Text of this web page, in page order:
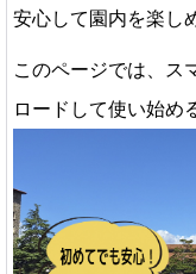
安心して園内を楽し
このページでは、ス
ロードして使い始め